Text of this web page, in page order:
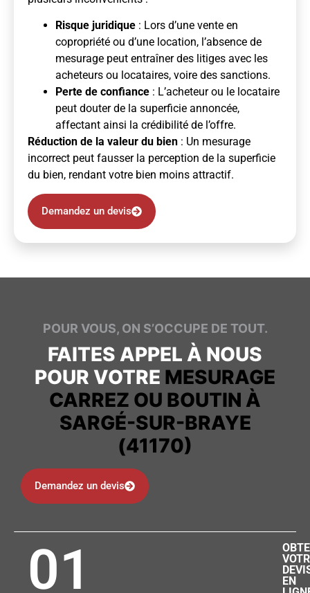
Risque juridique : Lors d’une vente en
copropriété ou d’une location, l’absence de
mesurage peut entraîner des litiges avec les
acheteurs ou locataires, voire des sanctions.
Perte de confiance : L’acheteur ou le locataire
peut douter de la superficie annoncée,
affectant ainsi la crédibilité de l’offre.
Réduction de la valeur du bien : Un mesurage
incorrect peut fausser la perception de la superficie
du bien, rendant votre bien moins attractif.
Demandez un devis
POUR VOUS, ON S’OCCUPE DE TOUT.
FAITES APPEL À NOUS
POUR VOTRE MESURAGE
CARREZ OU BOUTIN À
SARGÉ-SUR-BRAYE
(41170)
Demandez un devis
01
EN